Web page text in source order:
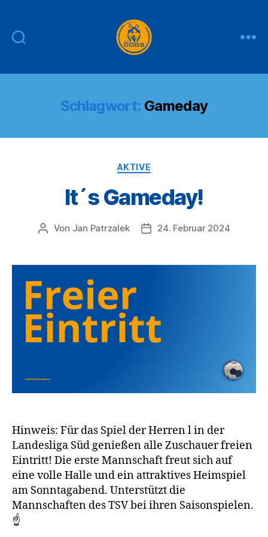
DOGS
Schlagwort: Gameday
Kategorien
AKTIVE
It´s Gameday!
Beitragsautor
Von Jan Patrzalek Veröffentlichungsdatum
24. Februar 2024
Hinweis: Für das Spiel der Herren l in der
Landesliga Süd genießen alle Zuschauer freien
Eintritt! Die erste Mannschaft freut sich auf
eine volle Halle und ein attraktives Heimspiel
am Sonntagabend. Unterstützt die
Mannschaften des TSV bei ihren Saisonspielen.
☝️